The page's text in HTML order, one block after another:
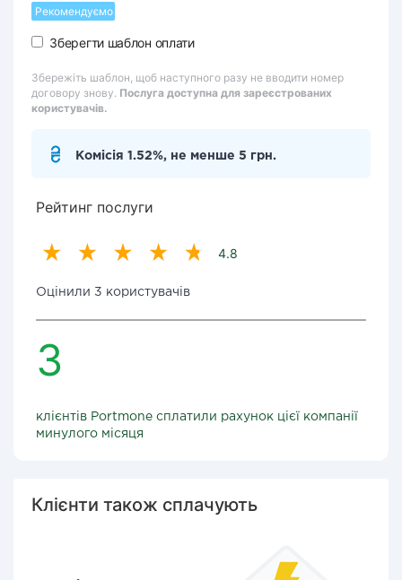
Рекомендуємо
Зберегти шаблон оплати
Збережіть шаблон, щоб наступного разу не вводити номер
договору знову. Послуга доступна для зареєстрованих
користувачів.
Комісія 1.52%, не менше 5 грн.
Рейтинг послуги
4.8
Оцінили 3 користувачів
3
клієнтів Portmone сплатили рахунок цієї компанії
минулого місяця
Клієнти також сплачують